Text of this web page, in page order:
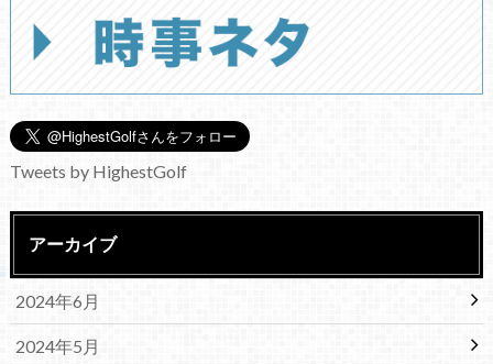
Tweets by HighestGolf
アーカイブ
2024年6月
2024年5月